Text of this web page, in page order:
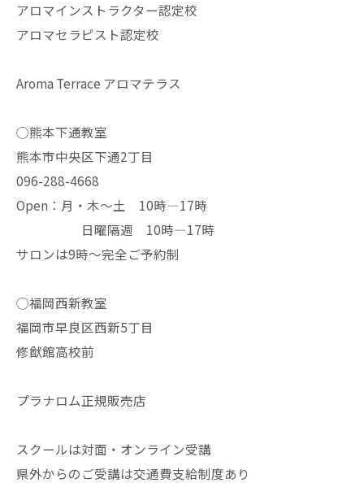
アロマインストラクター認定校
アロマセラピスト認定校
Aroma Terrace アロマテラス
◯熊本下通教室
熊本市中央区下通2丁目
096-288-4668
Open：月・木〜土 10時—17時
日曜隔週 10時—17時
サロンは9時〜完全ご予約制
◯福岡西新教室
福岡市早良区西新5丁目
修猷館高校前
プラナロム正規販売店
スクールは対面・オンライン受講
県外からのご受講は交通費支給制度あり